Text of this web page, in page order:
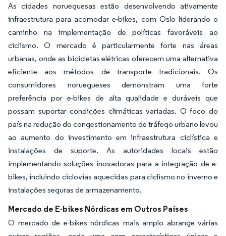
As cidades norueguesas estão desenvolvendo ativamente
infraestrutura para acomodar e-bikes, com Oslo liderando o
caminho na implementação de políticas favoráveis ao
ciclismo. O mercado é particularmente forte nas áreas
urbanas, onde as bicicletas elétricas oferecem uma alternativa
eficiente aos métodos de transporte tradicionais. Os
consumidores noruegueses demonstram uma forte
preferência por e-bikes de alta qualidade e duráveis que
possam suportar condições climáticas variadas. O foco do
país na redução do congestionamento de tráfego urbano levou
ao aumento do investimento em infraestrutura ciclística e
instalações de suporte. As autoridades locais estão
implementando soluções inovadoras para a integração de e-
bikes, incluindo ciclovias aquecidas para ciclismo no inverno e
instalações seguras de armazenamento.
Mercado de E-bikes Nórdicas em Outros Países
O mercado de e-bikes nórdicas mais amplo abrange várias